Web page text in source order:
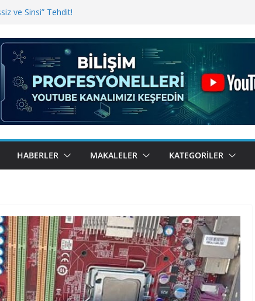
Kemal Oral Tüm Sorularımızı
Erişim Sorunu
Bugün BulutTahsilat’ta
HABERLER MAKALELER KATEGORILER